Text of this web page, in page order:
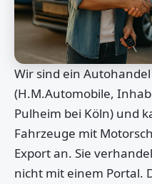
Wir sind ein
(H.M.Automobile,
Pulheim bei Köln) und
Fahrzeuge mit
Export an. Sie
nicht mit einem Portal.